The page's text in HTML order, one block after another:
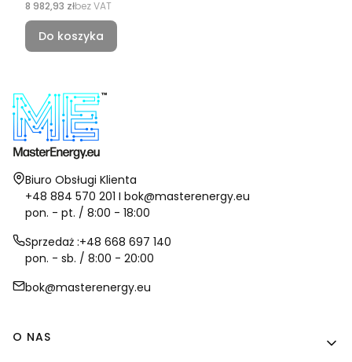
Cena
8 982,93 złbez VAT
Do koszyka
Adres:
Biuro Obsługi Klienta
+48 884 570 201 I bok@masterenergy.eu
pon. - pt. / 8:00 - 18:00
Sprzedaż :+48 668 697 140
pon. - sb. / 8:00 - 20:00
bok@masterenergy.eu
Linki w stopce
O NAS